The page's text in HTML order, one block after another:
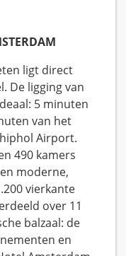
ligt direct
De ligging van
5 minuten
van het
Airport.
490 kamers
moderne,
vierkante
over 11
balzaal: de
en